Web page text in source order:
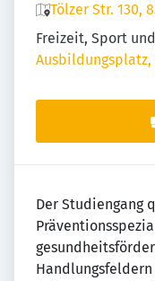
Tölzer Str. 130,
Freizeit, Sport
Der Studiengang
Handlungsfeldern